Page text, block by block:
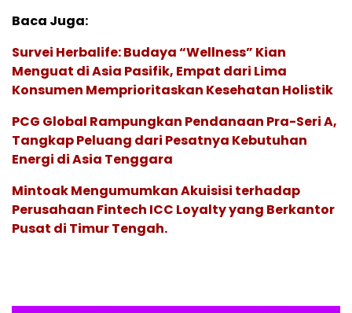
Baca Juga:
Survei Herbalife: Budaya “Wellness” Kian
Menguat di Asia Pasifik, Empat dari Lima
Konsumen Memprioritaskan Kesehatan Holistik
PCG Global Rampungkan Pendanaan Pra-Seri A,
Tangkap Peluang dari Pesatnya Kebutuhan
Energi di Asia Tenggara
Mintoak Mengumumkan Akuisisi terhadap
Perusahaan Fintech ICC Loyalty yang Berkantor
Pusat di Timur Tengah.